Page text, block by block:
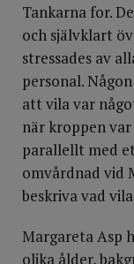
Tankarna for.
och självklart
stressades av
personal.
att vila var
när kroppen var
parallellt med
omvårdnad vid
beskriva vad
Margareta Asp
olika ålder,